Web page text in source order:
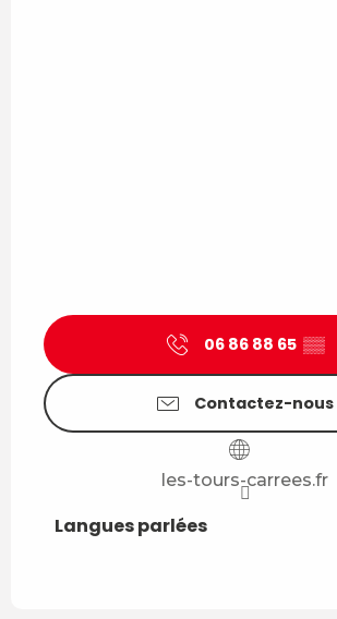
06 86 88 65 ▒▒
Contactez-nous
les-tours-carrees.fr
Langues parlées
Langues parlées